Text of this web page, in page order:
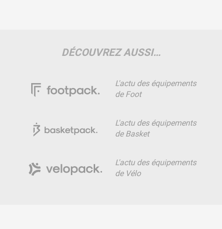
DÉCOUVREZ AUSSI…
L'actu des équipements
de Foot
L'actu des équipements
de Basket
L'actu des équipements
de Vélo